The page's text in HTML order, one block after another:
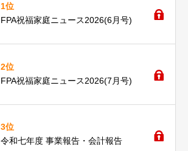
1位
FPA祝福家庭ニュース2026(6月号)
2位
FPA祝福家庭ニュース2026(7月号)
3位
令和七年度 事業報告・会計報告